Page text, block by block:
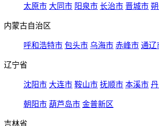
太原市 大同市 阳泉市 长治市 晋城市
内蒙古自治区
呼和浩特市 包头市 乌海市 赤峰市 通辽
辽宁省
沈阳市 大连市 鞍山市 抚顺市 本溪市
朝阳市 葫芦岛市 金普新区
吉林省